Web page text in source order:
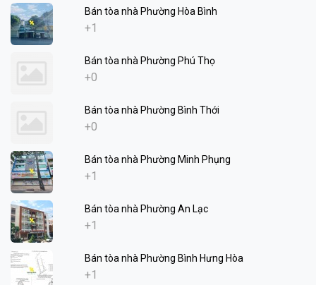
Bán tòa nhà Phường Hòa Bình
+1
Bán tòa nhà Phường Phú Thọ
+0
Bán tòa nhà Phường Bình Thới
+0
Bán tòa nhà Phường Minh Phụng
+1
Bán tòa nhà Phường An Lạc
+1
Bán tòa nhà Phường Bình Hưng Hòa
+1